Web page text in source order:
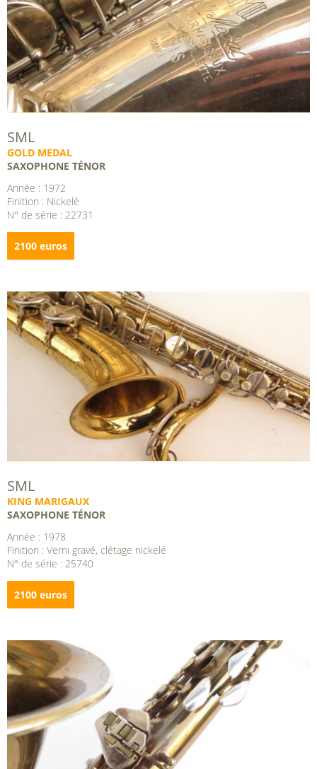
SML
GOLD MEDAL
SAXOPHONE TÉNOR
Année : 1972
Finition : Nickelé
N° de série : 22731
2100 euros
SML
KING MARIGAUX
SAXOPHONE TÉNOR
Année : 1978
Finition : Verni gravé, clétage nickelé
N° de série : 25740
2100 euros